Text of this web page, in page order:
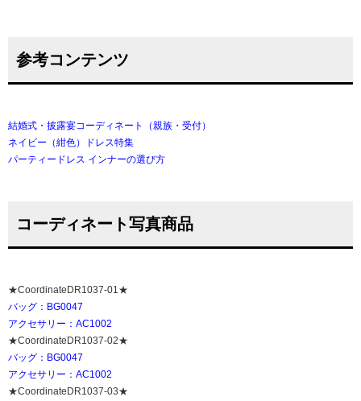
参考コンテンツ
結婚式・披露宴コーディネート（親族・受付）
ネイビー（紺色）ドレス特集
パーティードレス インナーの選び方
コーディネート写真商品
★CoordinateDR1037-01★
バッグ：BG0047
アクセサリー：AC1002
★CoordinateDR1037-02★
バッグ：BG0047
アクセサリー：AC1002
★CoordinateDR1037-03★